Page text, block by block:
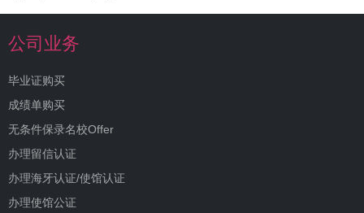
公司业务
毕业证购买
成绩单购买
无条件保录名校Offer
办理留信认证
办理海牙认证/使馆认证
办理使馆公证